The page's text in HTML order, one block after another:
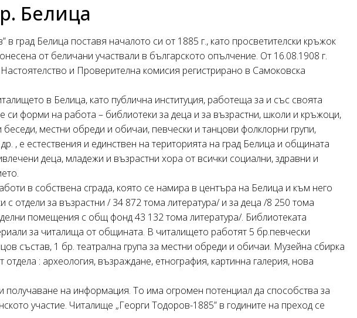
Белица
град Белица поставя началото си от 1885 г., като просветителски кръжок
от беличани участвали в българското опълчение. От 16.08.1908 г.
и Проверителна комисия регистрирано в Самоковска
в Белица, като публична институция, работеща за и със своята
си форми на работа – библиотеки за деца и за възрастни, школи и кръжоци,
беседи, местни обреди и обичаи, певчески и танцови фолклорни групи,
, е естествения и единствен на територията на град Белица и общината
деца, младежи и възрастни хора от всички социални, здравни и
в собствена сграда, която се намира в центъра на Белица и към него
с отдели за възрастни / 34 872 тома литература/ и за деца /8 250 тома
помещения с общ фонд 43 132 тома литература/. Библиотеката
за читалища от общината. В читалището работят 5 бр.певчески
състав, 1 бр. театрална група за местни обреди и обичаи. Музейна сбирка
: археология, възраждане, етнография, картинна галерия, нова
получаване на информация. То има огромен потенциал да способства за
участие. Читалище „Георги Тодоров-1885” в годините на преход се